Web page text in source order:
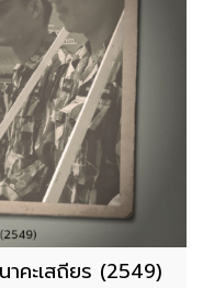
คะเสถียร (2549)